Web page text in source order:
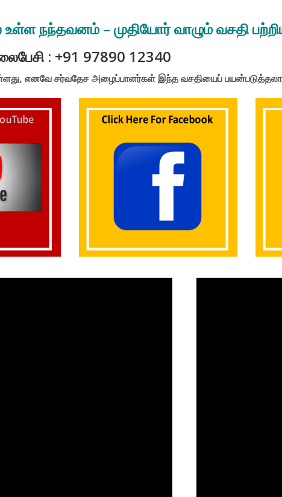
உள்ள நந்தவனம் – முதியோர் வாழும் வசதி
: +91 97890 12340
எனவே சர்வதேச அழைப்பாளர்கள் இந்த வசதியைப்